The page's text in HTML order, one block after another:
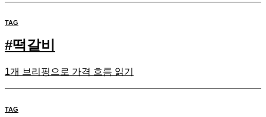
TAG
#떡갈비
1개 브리핑으로 가격 흐름 읽기
TAG